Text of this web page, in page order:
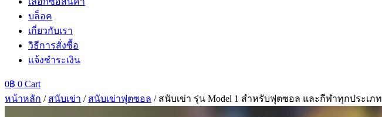
บล็อค
เกี่ยวกับเรา
วิธีการสั่งซื้อ
แจ้งชำระเงิน
0฿ 0 Cart
หน้าหลัก / สนับเข่า / สนับเข่าฟุตซอล / สนับเข่า รุ่น Model 1 สำหรับฟุตซอล และกีฬาทุกประเภท